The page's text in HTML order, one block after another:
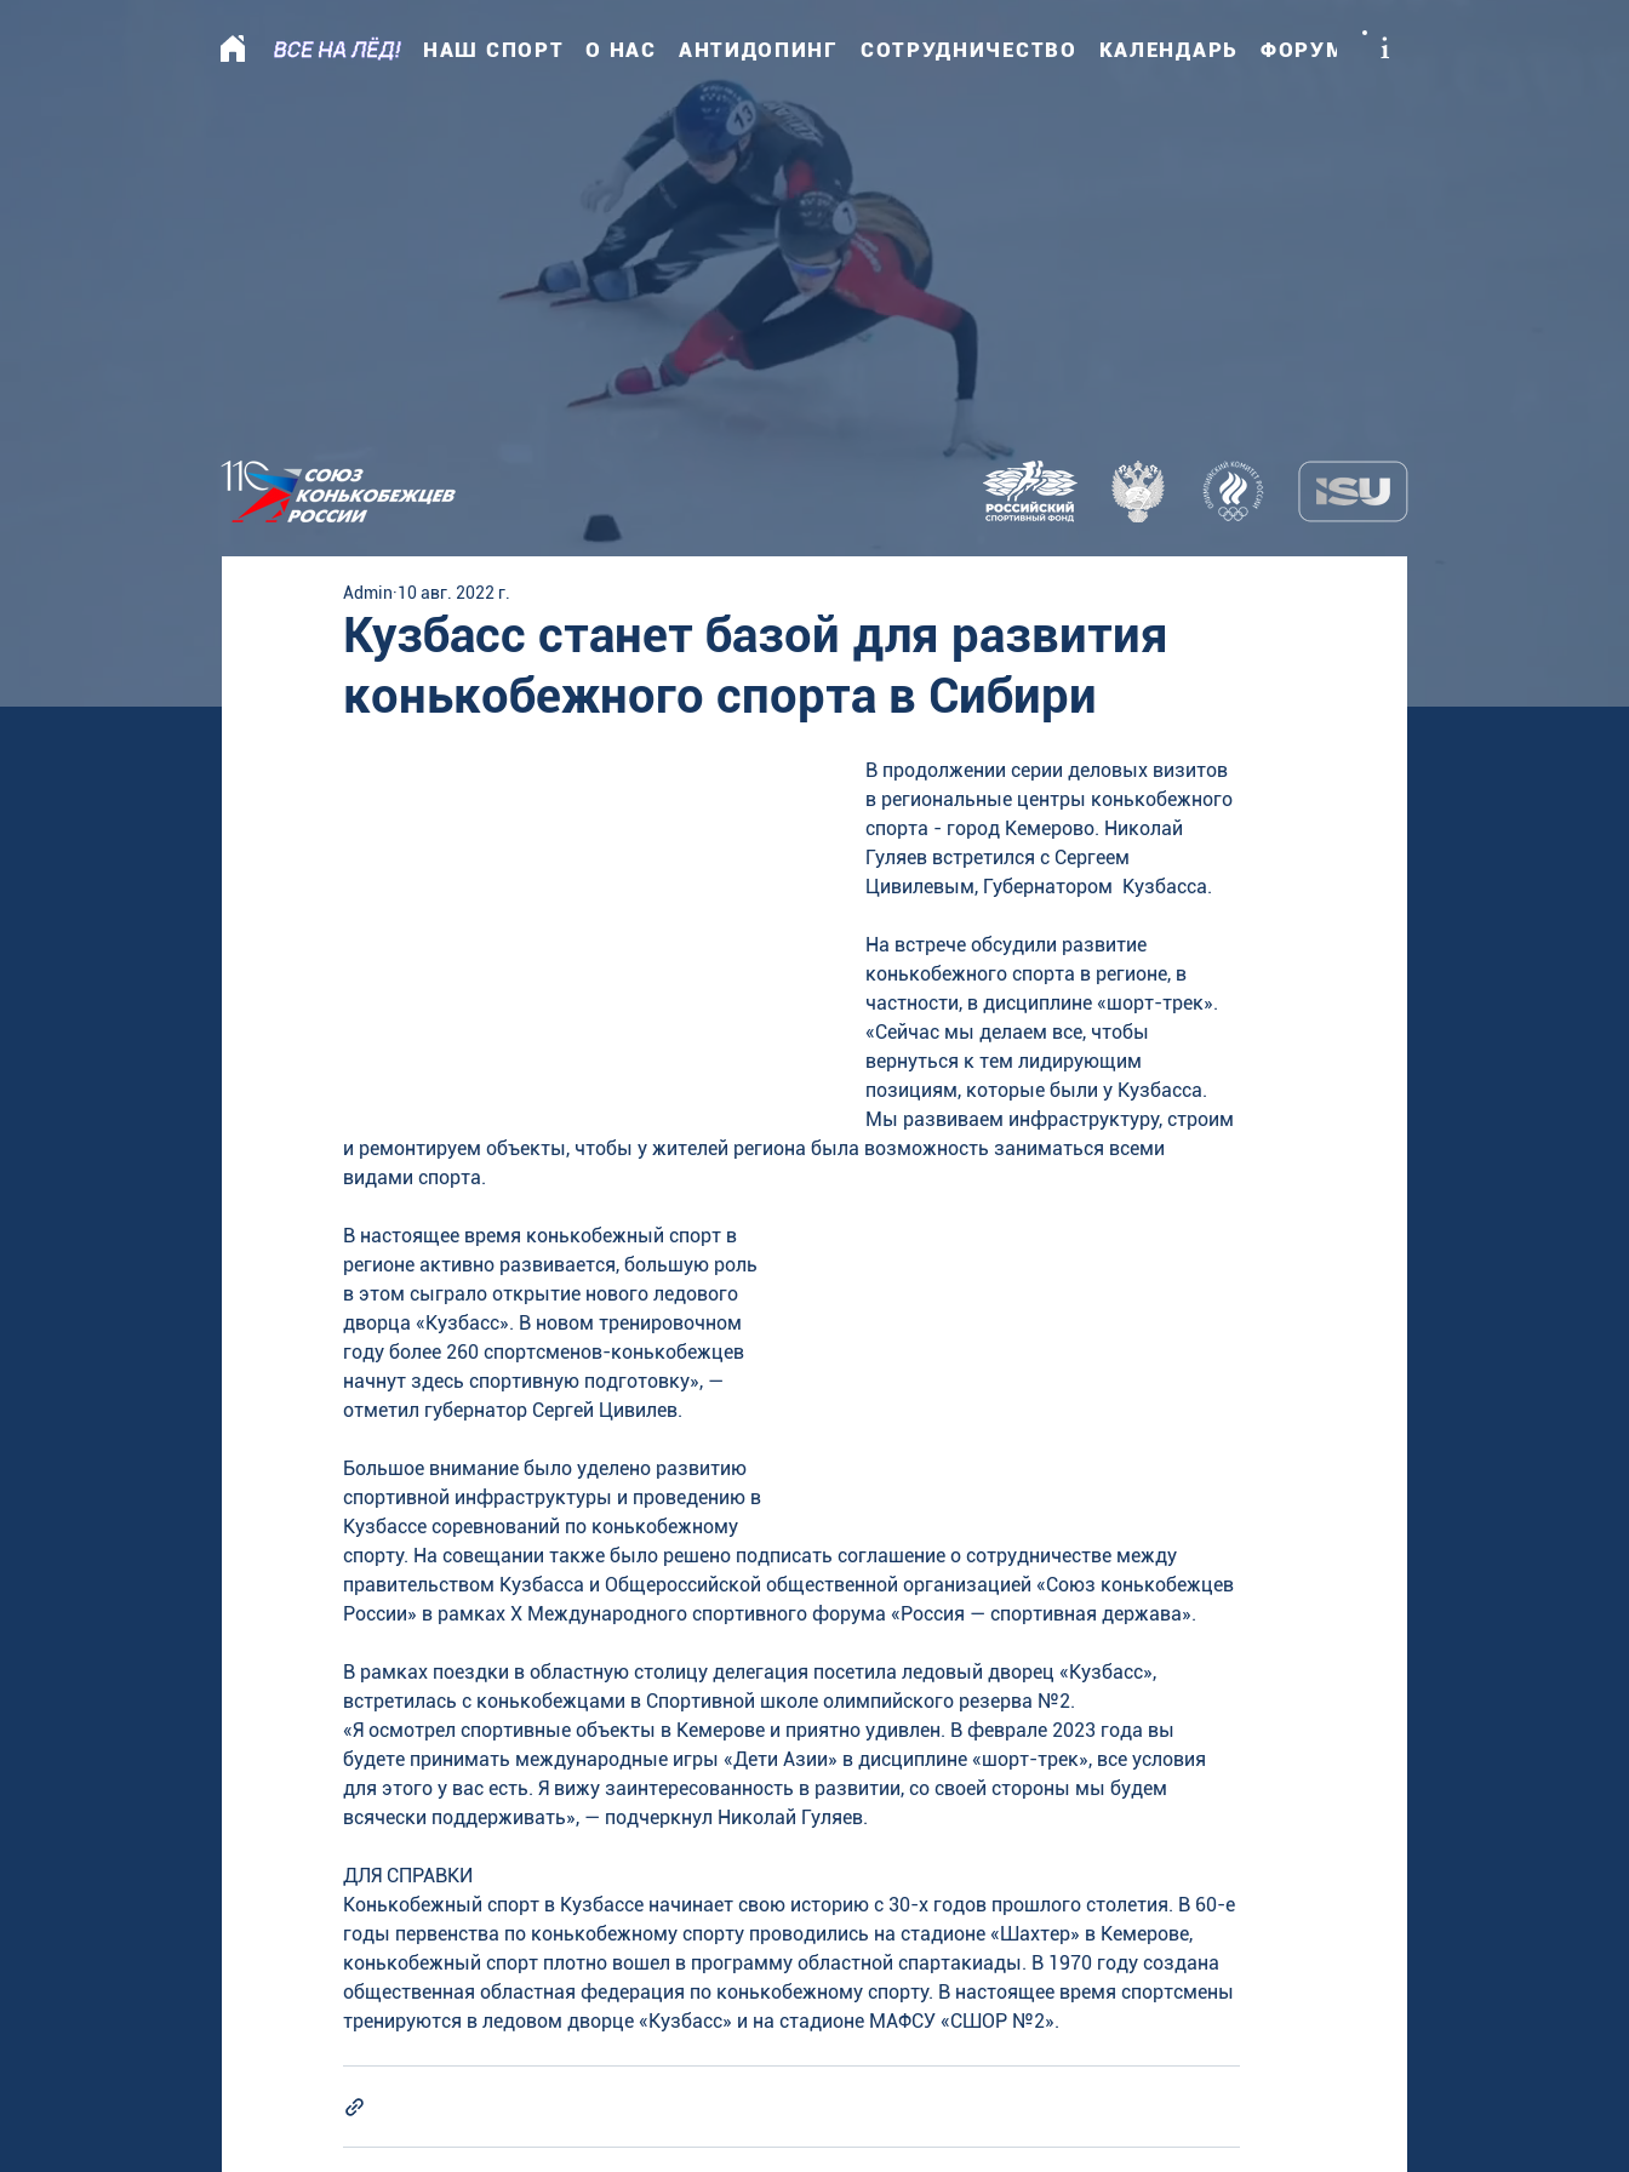
НАШ СПОРТ О НАС АНТИДОПИНГ СОТРУДНИЧЕСТВО КАЛЕНДАРЬ ФОРУМ i
Кузбасс станет базой для развития
конькобежного спорта в Сибири
Admin 10 авг. 2022 г.
В продолжении серии деловых визитов
в региональные центры конькобежного
спорта - город Кемерово. Николай
Гуляев встретился с Сергеем
Цивилевым, Губернатором  Кузбасса.
На встрече обсудили развитие
конькобежного спорта в регионе, в
частности, в дисциплине «шорт-трек».
«Сейчас мы делаем все, чтобы
вернуться к тем лидирующим
позициям, которые были у Кузбасса.
Мы развиваем инфраструктуру, строим
и ремонтируем объекты, чтобы у жителей региона была возможность заниматься всеми
видами спорта.
В настоящее время конькобежный спорт в
регионе активно развивается, большую роль
в этом сыграло открытие нового ледового
дворца «Кузбасс». В новом тренировочном
году более 260 спортсменов-конькобежцев
начнут здесь спортивную подготовку», —
отметил губернатор Сергей Цивилев.
Большое внимание было уделено развитию
спортивной инфраструктуры и проведению в
Кузбассе соревнований по конькобежному
спорту. На совещании также было решено подписать соглашение о сотрудничестве между
правительством Кузбасса и Общероссийской общественной организацией «Союз конькобежцев
России» в рамках X Международного спортивного форума «Россия — спортивная держава».
В рамках поездки в областную столицу делегация посетила ледовый дворец «Кузбасс»,
встретилась с конькобежцами в Спортивной школе олимпийского резерва №2.
«Я осмотрел спортивные объекты в Кемерове и приятно удивлен. В феврале 2023 года вы
будете принимать международные игры «Дети Азии» в дисциплине «шорт-трек», все условия
для этого у вас есть. Я вижу заинтересованность в развитии, со своей стороны мы будем
всячески поддерживать», — подчеркнул Николай Гуляев.
ДЛЯ СПРАВКИ
Конькобежный спорт в Кузбассе начинает свою историю с 30-х годов прошлого столетия. В 60-е
годы первенства по конькобежному спорту проводились на стадионе «Шахтер» в Кемерове,
конькобежный спорт плотно вошел в программу областной спартакиады. В 1970 году создана
общественная областная федерация по конькобежному спорту. В настоящее время спортсмены
тренируются в ледовом дворце «Кузбасс» и на стадионе МАФСУ «СШОР №2».